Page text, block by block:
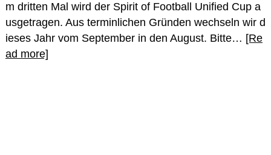
m dritten Mal wird der Spirit of Football Unified Cup a
usgetragen. Aus terminlichen Gründen wechseln wir d
ieses Jahr vom September in den August. Bitte… [Re
ad more]